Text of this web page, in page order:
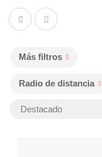
Más filtros
Radio de distancia